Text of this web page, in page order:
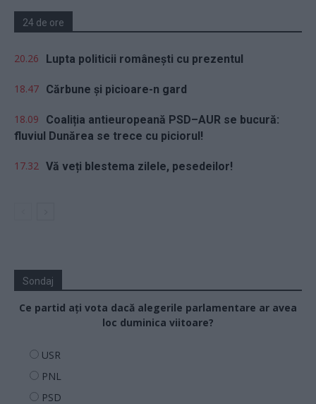
24 de ore
20.26 Lupta politicii românești cu prezentul
18.47 Cărbune și picioare-n gard
18.09
Coaliția antieuropeană PSD–AUR se bucură:
fluviul Dunărea se trece cu piciorul!
17.32 Vă veți blestema zilele, pesedeilor!
Sondaj
Ce partid ați vota dacă alegerile parlamentare ar avea
loc duminica viitoare?
USR
PNL
PSD